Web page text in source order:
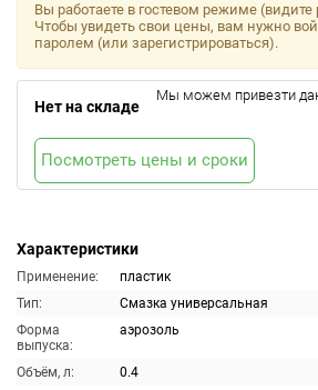
Характеристики
Применение:
пластик
Тип:
Смазка универсальная
Форма
выпуска:
аэрозоль
Объём, л:
0.4
Вы работаете в гостевом режиме
Чтобы увидеть свои цены, вам нужно
паролем (или зарегистрироваться).
Нет на складе
Мы можем привезти
Посмотреть цены и сроки